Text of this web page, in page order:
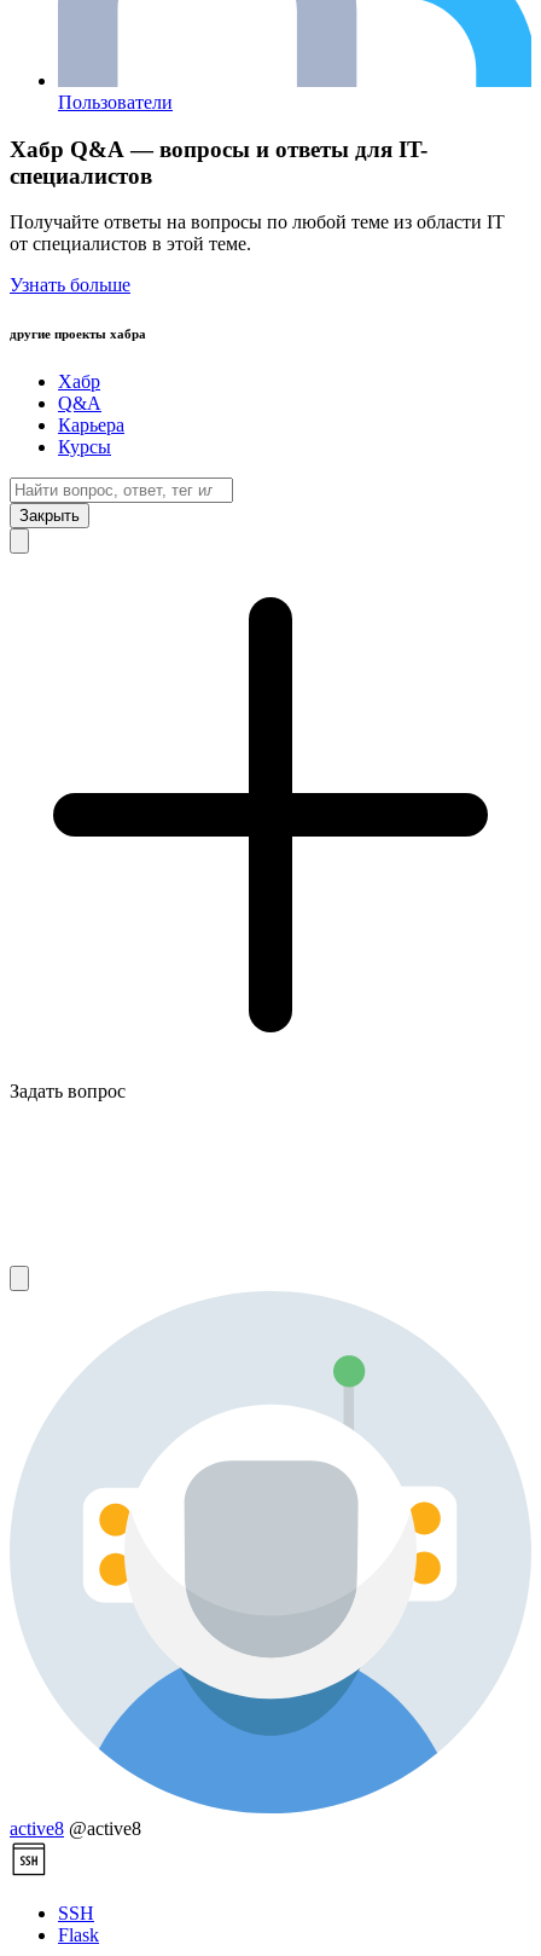
Пользователи
Хабр Q&A — вопросы и ответы для IT-
специалистов
Получайте ответы на вопросы по любой теме из области IT
от специалистов в этой теме.
Узнать больше
другие проекты хабра
Хабр
Q&A
Карьера
Курсы
Закрыть
Задать вопрос
active8 @active8
SSH
Flask